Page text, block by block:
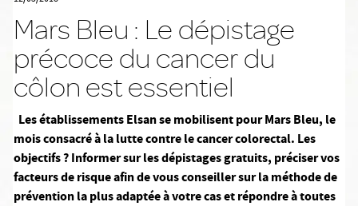
Mars Bleu : Le dépistage
précoce du cancer du
côlon est essentiel
Les établissements Elsan se mobilisent pour Mars Bleu, le
mois consacré à la lutte contre le cancer colorectal. Les
objectifs ? Informer sur les dépistages gratuits, préciser vos
facteurs de risque afin de vous conseiller sur la méthode de
prévention la plus adaptée à votre cas et répondre à toutes